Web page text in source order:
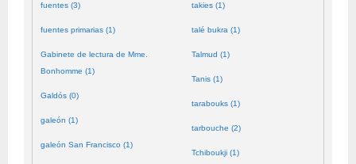
fuentes (3)
fuentes primarias (1)
Gabinete de lectura de Mme.
Bonhomme (1)
Galdós (0)
galeón (1)
galeón San Francisco (1)
takies (1)
talé bukra (1)
Talmud (1)
Tanis (1)
tarabouks (1)
tarbouche (2)
Tchiboukji (1)